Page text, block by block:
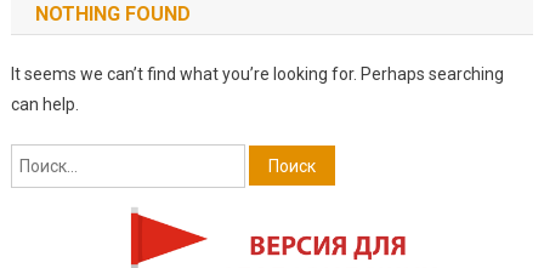
NOTHING FOUND
It seems we can’t find what you’re looking for. Perhaps searching
can help.
Найти: